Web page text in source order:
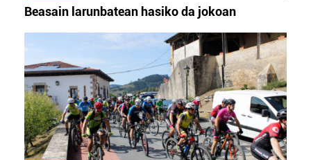
Beasain larunbatean hasiko da jokoan